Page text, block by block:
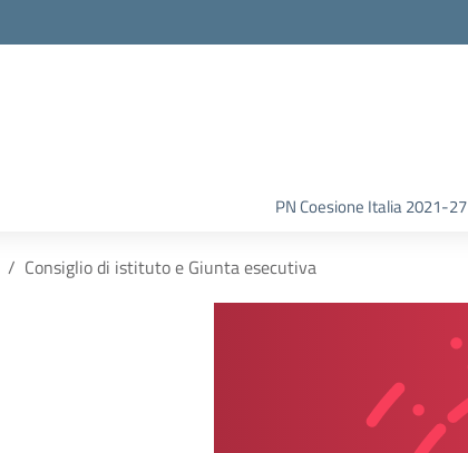
PN Coesione Italia 2021-27
Consiglio di istituto e Giunta esecutiva